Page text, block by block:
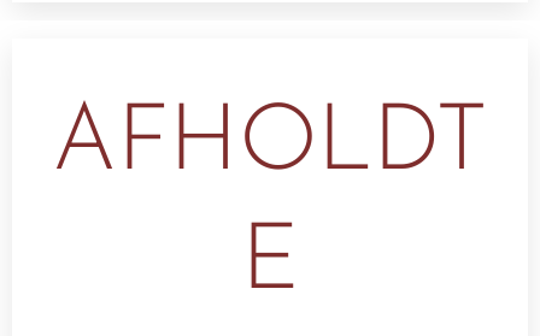
AFHOLDT
E